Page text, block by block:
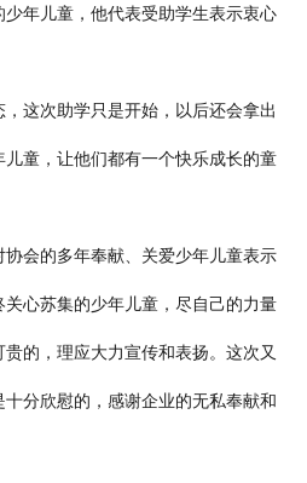
年儿童，他代表受助学生表示衷心
这次助学只是开始，以后还会拿出
童，让他们都有一个快乐成长的童
协会的多年奉献、关爱少年儿童表示
心苏集的少年儿童，尽自己的力量
的，理应大力宣传和表扬。这次又
分欣慰的，感谢企业的无私奉献和